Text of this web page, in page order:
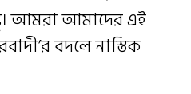
আমরা আমাদের এই
বদলে নাস্তিক